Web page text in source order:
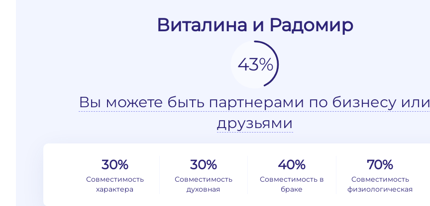
Виталина и Радомир
43%
Вы можете быть партнерами по бизнесу или
друзьями
30%
Совместимость
характера
30%
Совместимость
духовная
40%
Совместимость в
браке
70%
Совместимость
физиологическая